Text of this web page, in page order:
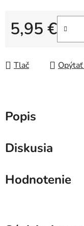
5,95 €
Jednotková cena:
Tlač
Popis
Diskusia
Hodnotenie